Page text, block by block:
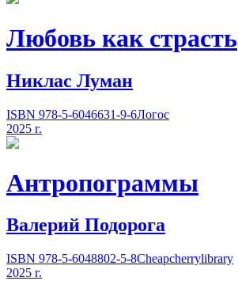
Любовь как страсть
Никлас Луман
ISBN 978-5-6046631-9-6Логос
2025 г.
Антропограммы
Валерий Подорога
ISBN 978-5-6048802-5-8Cheapcherrylibrary
2025 г.